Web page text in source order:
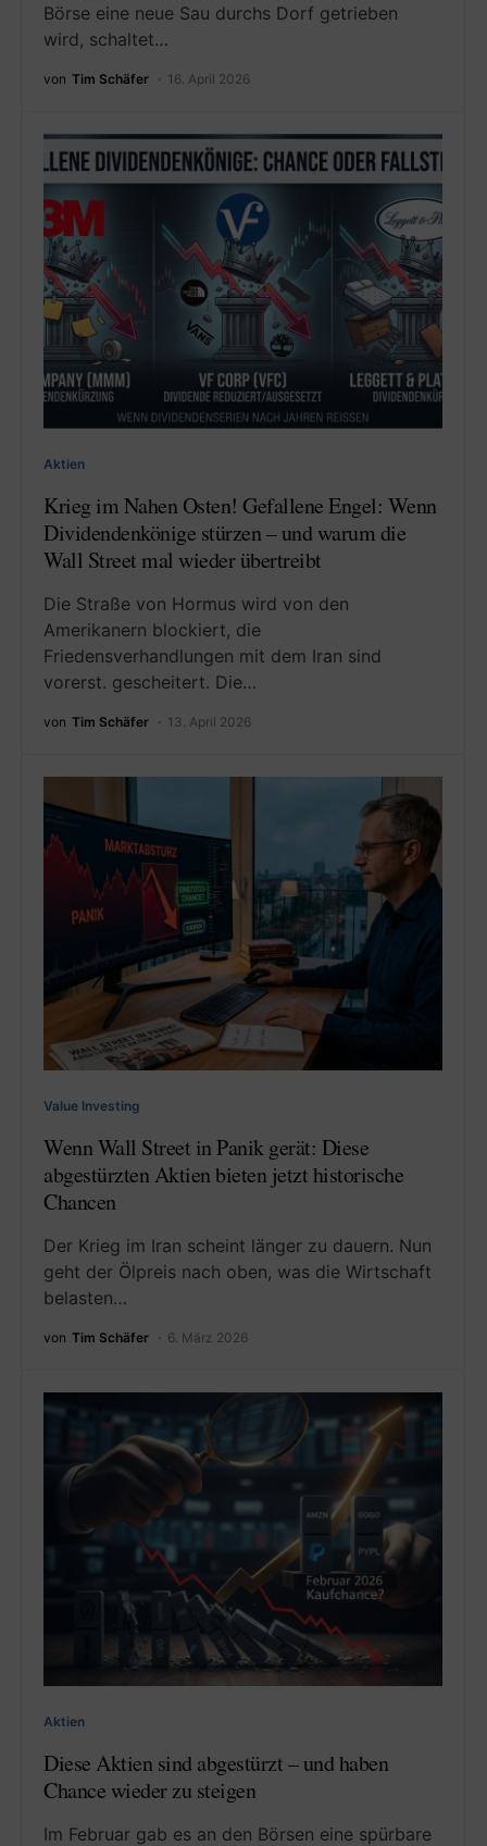
Börse eine neue Sau durchs Dorf getrieben
wird, schaltet…
von Tim Schäfer 16. April 2026
Aktien
Krieg im Nahen Osten! Gefallene Engel: Wenn
Dividendenkönige stürzen – und warum die
Wall Street mal wieder übertreibt
Die Straße von Hormus wird von den
Amerikanern blockiert, die
Friedensverhandlungen mit dem Iran sind
vorerst. gescheitert. Die…
von Tim Schäfer 13. April 2026
Value Investing
Wenn Wall Street in Panik gerät: Diese
abgestürzten Aktien bieten jetzt historische
Chancen
Der Krieg im Iran scheint länger zu dauern. Nun
geht der Ölpreis nach oben, was die Wirtschaft
belasten…
von Tim Schäfer 6. März 2026
Aktien
Diese Aktien sind abgestürzt – und haben
Chance wieder zu steigen
Im Februar gab es an den Börsen eine spürbare